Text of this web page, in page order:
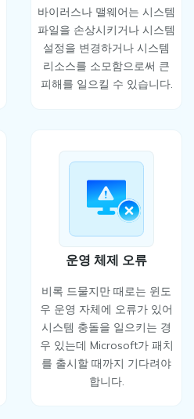
바이러스나 맬웨어는 시스템
파일을 손상시키거나 시스템
설정을 변경하거나 시스템
리소스를 소모함으로써 큰
피해를 일으킬 수 있습니다.
운영 체제 오류
비록 드물지만 때로는 윈도
우 운영 자체에 오류가 있어
시스템 충돌을 일으키는 경
우 있는데 Microsoft가 패치
를 출시할 때까지 기다려야
합니다.